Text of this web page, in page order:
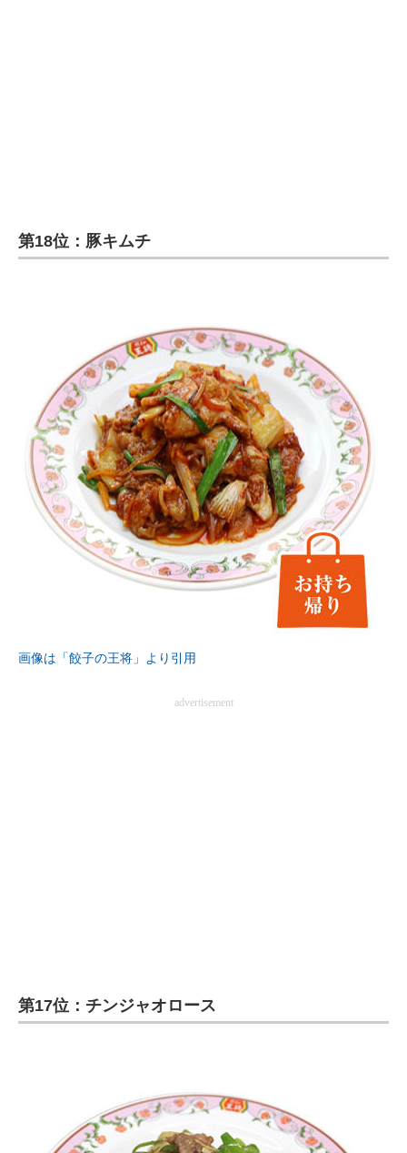
第18位：豚キムチ
画像は「餃子の王将」より引用
advertisement
第17位：チンジャオロース